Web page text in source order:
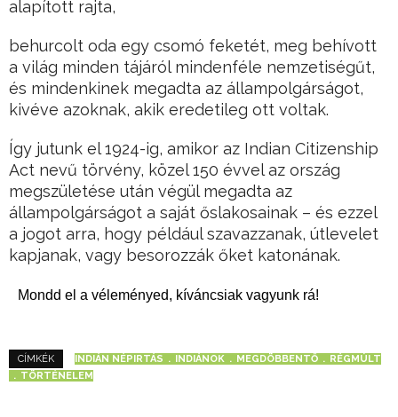
alapított rajta,
behurcolt oda egy csomó feketét, meg behívott
a világ minden tájáról mindenféle nemzetiségűt,
és mindenkinek megadta az állampolgárságot,
kivéve azoknak, akik eredetileg ott voltak.
Így jutunk el 1924-ig, amikor az Indian Citizenship
Act nevű törvény, közel 150 évvel az ország
megszületése után végül megadta az
állampolgárságot a saját őslakosainak – és ezzel
a jogot arra, hogy például szavazzanak, útlevelet
kapjanak, vagy besorozzák őket katonának.
Mondd el a véleményed, kíváncsiak vagyunk rá!
CÍMKÉK INDIÁN NÉPIRTÁS INDIÁNOK MEGDÖBBENTŐ
RÉGMÚLT
TÖRTÉNELEM